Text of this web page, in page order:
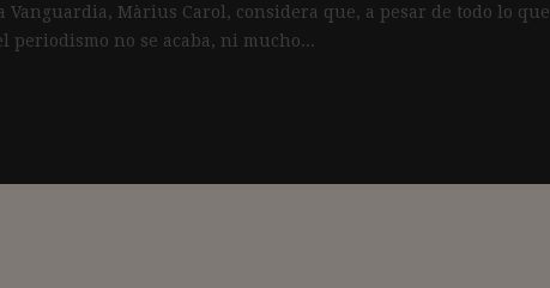
Vanguardia, Màrius Carol, considera que, a pesar de todo lo que
periodismo no se acaba, ni mucho...